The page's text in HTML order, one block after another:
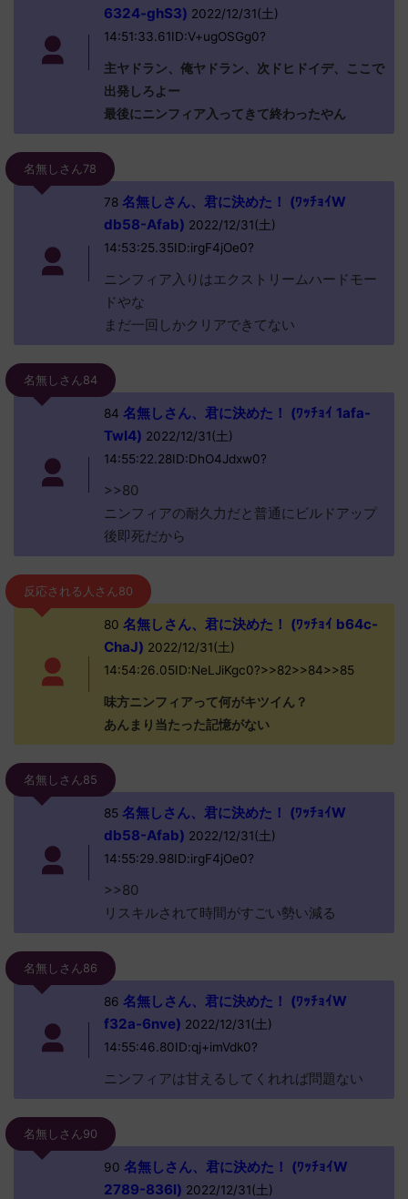
6324-ghS3) 2022/12/31(土)
14:51:33.61ID:V+ugOSGg0?
主ヤドラン、俺ヤドラン、次ドヒドイデ、ここで
出発しろよー
最後にニンフィア入ってきて終わったやん
名無しさん78
78名無しさん、君に決めた！ (ﾜｯﾁｮｲW
db58-Afab) 2022/12/31(土)
14:53:25.35ID:irgF4jOe0?
ニンフィア入りはエクストリームハードモー
ドやな
まだ一回しかクリアできてない
名無しさん84
84 名無しさん、君に決めた！ (ﾜｯﾁｮｲ 1afa-
TwI4) 2022/12/31(土)
14:55:22.28ID:DhO4Jdxw0?
>>80
ニンフィアの耐久力だと普通にビルドアップ
後即死だから
反応される人さん80
80 名無しさん、君に決めた！ (ﾜｯﾁｮｲ b64c-
ChaJ) 2022/12/31(土)
14:54:26.05ID:NeLJiKgc0?>>82>>84>>85
味方ニンフィアって何がキツイん？
あんまり当たった記憶がない
名無しさん85
85名無しさん、君に決めた！ (ﾜｯﾁｮｲW
db58-Afab) 2022/12/31(土)
14:55:29.98ID:irgF4jOe0?
>>80
リスキルされて時間がすごい勢い減る
名無しさん86
86 名無しさん、君に決めた！ (ﾜｯﾁｮｲW
f32a-6nve) 2022/12/31(土)
14:55:46.80ID:qj+imVdk0?
ニンフィアは甘えるしてくれれば問題ない
名無しさん90
90 名無しさん、君に決めた！ (ﾜｯﾁｮｲW
2789-836l) 2022/12/31(土)